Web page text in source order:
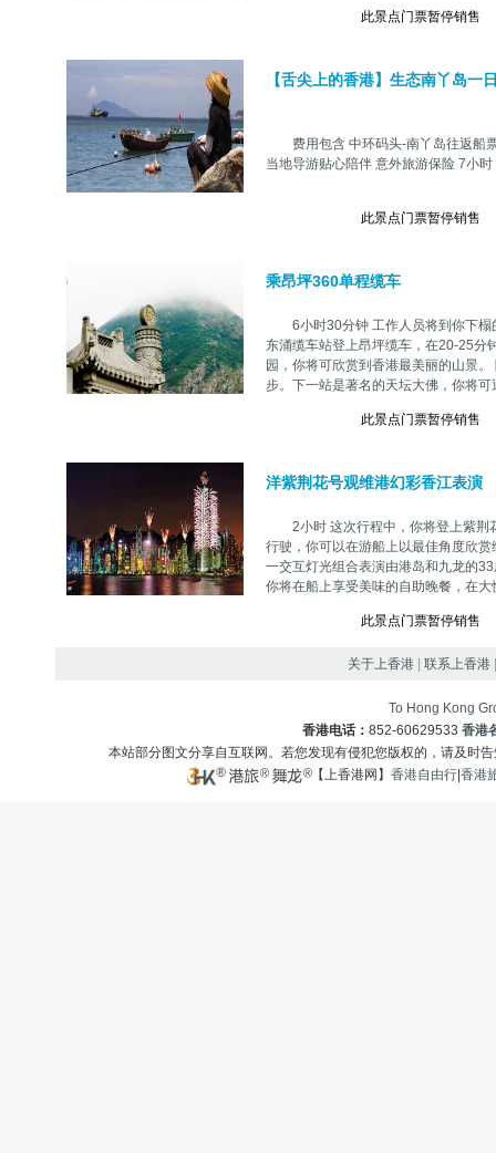
此景点门票暂停销售
【舌尖上的香港】生态南丫岛一
费用包含 中环码头-南丫岛往返船票
当地导游贴心陪伴 意外旅游保险 7小
此景点门票暂停销售
乘昂坪360单程缆车
6小时30分钟 工作人员将到你下榻
东涌缆车站登上昂坪缆车，在20-25分
园，你将可欣赏到香港最美丽的山景
步。下一站是著名的天坛大佛，你将
此景点门票暂停销售
洋紫荆花号观维港幻彩香江表演
2小时 这次行程中，你将登上紫荆
行驶，你可以在游船上以最佳角度欣
一交互灯光组合表演由港岛和九龙的
你将在船上享受美味的自助晚餐，在
此景点门票暂停销售
关于上香港 |联系上香港
To Hong Kong
香港电话： 852-60629533 香港
本站部分图文分享自互联网。若您发现有侵犯您版权的，请及时
【上香港网】香港自由行 |香港